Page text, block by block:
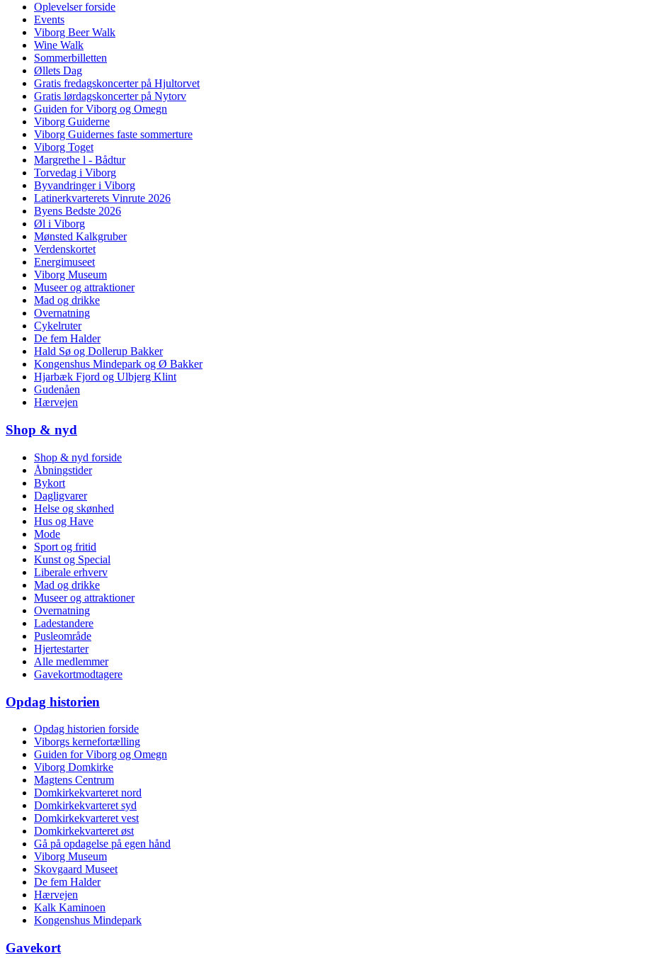
Oplevelser forside
Events
Viborg Beer Walk
Wine Walk
Sommerbilletten
Øllets Dag
Gratis fredagskoncerter på Hjultorvet
Gratis lørdagskoncerter på Nytorv
Guiden for Viborg og Omegn
Viborg Guiderne
Viborg Guidernes faste sommerture
Viborg Toget
Margrethe l - Bådtur
Torvedag i Viborg
Byvandringer i Viborg
Latinerkvarterets Vinrute 2026
Byens Bedste 2026
Øl i Viborg
Mønsted Kalkgruber
Verdenskortet
Energimuseet
Viborg Museum
Museer og attraktioner
Mad og drikke
Overnatning
Cykelruter
De fem Halder
Hald Sø og Dollerup Bakker
Kongenshus Mindepark og Ø Bakker
Hjarbæk Fjord og Ulbjerg Klint
Gudenåen
Hærvejen
Shop & nyd
Shop & nyd forside
Åbningstider
Bykort
Dagligvarer
Helse og skønhed
Hus og Have
Mode
Sport og fritid
Kunst og Special
Liberale erhverv
Mad og drikke
Museer og attraktioner
Overnatning
Ladestandere
Pusleområde
Hjertestarter
Alle medlemmer
Gavekortmodtagere
Opdag historien
Opdag historien forside
Viborgs kernefortælling
Guiden for Viborg og Omegn
Viborg Domkirke
Magtens Centrum
Domkirkekvarteret nord
Domkirkekvarteret syd
Domkirkekvarteret vest
Domkirkekvarteret øst
Gå på opdagelse på egen hånd
Viborg Museum
Skovgaard Museet
De fem Halder
Hærvejen
Kalk Kaminoen
Kongenshus Mindepark
Gavekort